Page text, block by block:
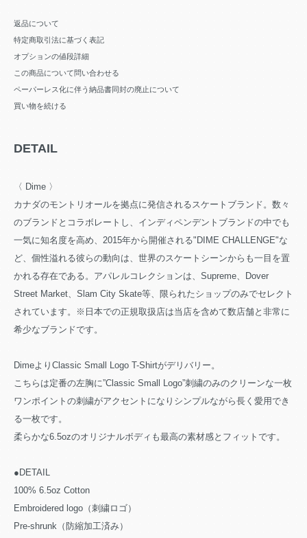
返品について
特定商取引法に基づく表記
オプションの値段詳細
この商品について問い合わせる
ペーパーレス化に伴う納品書同封の廃止について
買い物を続ける
DETAIL
〈 Dime 〉
カナダのモントリオールを拠点に発信されるスケートブランド。数々
のブランドとコラボレートし、インディペンデントブランドの中でも
一気に知名度を高め、2015年から開催される"DIME CHALLENGE"な
ど、個性溢れる彼らの動向は、世界のスケートシーンからも一目を置
かれる存在である。アパレルコレクションは、Supreme、Dover
Street Market、Slam City Skate等、限られたショップのみでセレクト
されています。※日本での正規取扱店は当店を含めて数店舗と非常に
希少なブランドです。
DimeよりClassic Small Logo T-Shirtがデリバリー。
こちらは定番の左胸に”Classic Small Logo”刺繍のみのクリーンな一枚
ワンポイントの刺繍がアクセントになりシンプルながら長く愛用でき
る一枚です。
柔らかな6.5ozのオリジナルボディも最高の素材感とフィットです。
●DETAIL
100% 6.5oz Cotton
Embroidered logo（刺繍ロゴ）
Pre-shrunk（防縮加工済み）